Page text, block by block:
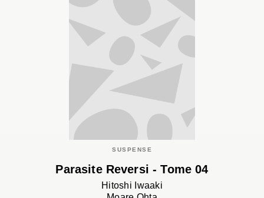
SUSPENSE
Parasite Reversi - Tome 04
Hitoshi Iwaaki